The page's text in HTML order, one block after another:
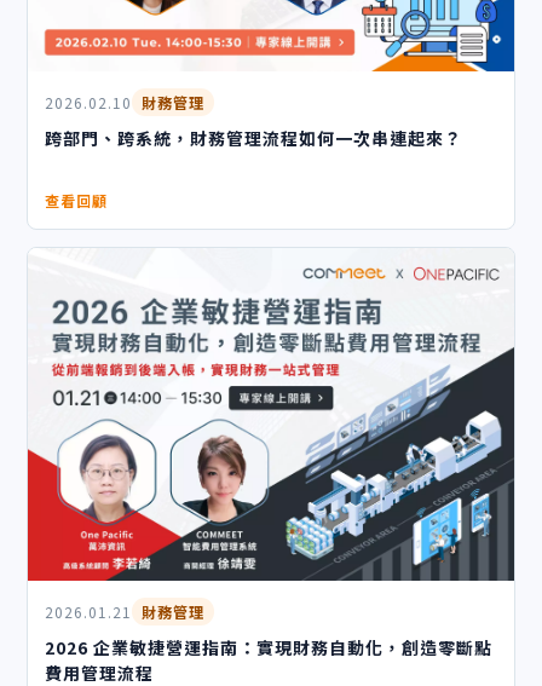
2026.02.10 財務管理
跨部門、跨系統，財務管理流程如何一次串連起來？
查看回顧
2026.01.21 財務管理
2026 企業敏捷營運指南：實現財務自動化，創造零斷點
費用管理流程